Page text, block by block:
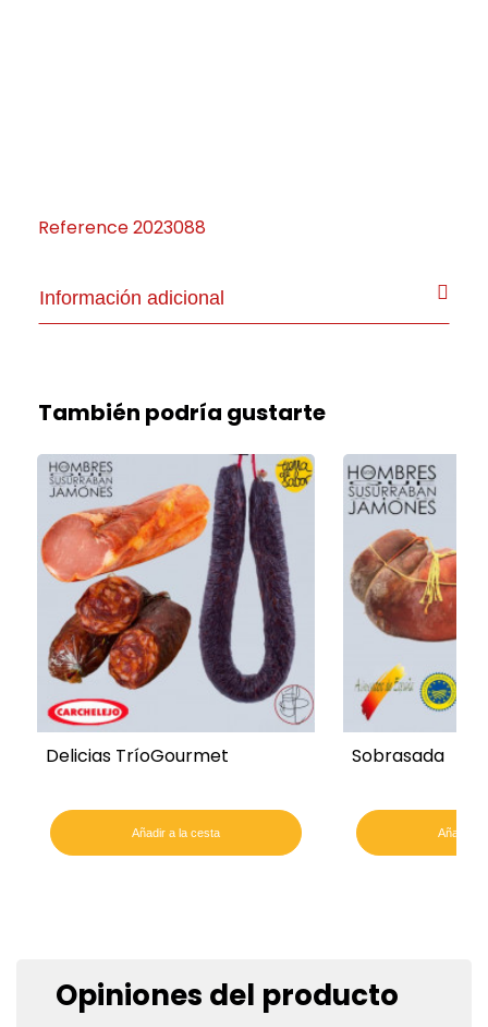
Reference2023088
Información adicional
También podría gustarte
Delicias TríoGourmet
Añadir a la cesta
Sobrasada
Añadir a
Opiniones del producto